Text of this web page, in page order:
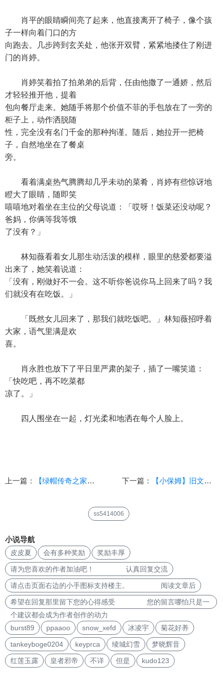
肖平的眼睛瞬间亮了起来，他直接离开了椅子，像个孩
子一样向着门口的方
向跑去。几步跨到玄关处，他张开双臂，紧紧地搂住了刚进
门的肖婷。
肖婷笑着拍了拍弟弟的后背，任由他撒了一通娇，然后
才轻轻推开他，提着
包向餐厅走来。她随手将那个价值不菲的手包放在了一旁的
柜子上，动作洒脱随
性，完全没有名门千金的那种拘谨。随后，她拉开一把椅
子，自然地坐在了餐桌
旁。
看着满桌热气腾腾却几乎未动的菜肴，肖婷有些惊讶地
瞪大了眼睛，随即笑
嘻嘻地对着坐在主位的父母说道：「哎呀！饭菜还没动呢？
爸妈，你俩等我等饿
了没有？」
林知薇看着女儿那生动活泼的模样，眼里的慈爱都要溢
出来了，她笑着说道：
「没有，刚做好不一会。这不听你爸说你马上回来了吗？我
们就没有在吃饭。」
「既然女儿回来了，那我们就吃饭吧。」林知薇招呼着
大家，语气里满是欢
喜。
肖永胜也放下了平日里严肃的架子，插了一嘴笑道：
「快吃吧，再不吃菜都
凉了。」
四人围坐在一起，灯光柔和地洒在每个人脸上。
上一篇： 【绿帽传奇之家的沦陷】（第三章） 下一篇： 【小保姆】旧文改写
ss5414006
小说导航
皮皮夏 会有多种奖励 奖励丰厚
请为您喜欢的作者加油吧！ 认真回复交流
请点击页面右边的小手图标支持楼主。 阅读文章后
希望在回复那里留下您的心得感受 您的留言哪怕只是一
个建议都会成为作者创作的动力
burst89
ppaaoo snow_xefd 冰凌宇 菊花好养
tankeyboge0204 keyprca 绫城幻雪 梦晓辉音
红莲玉露 皇者邪帝 不详 但是 kudo123